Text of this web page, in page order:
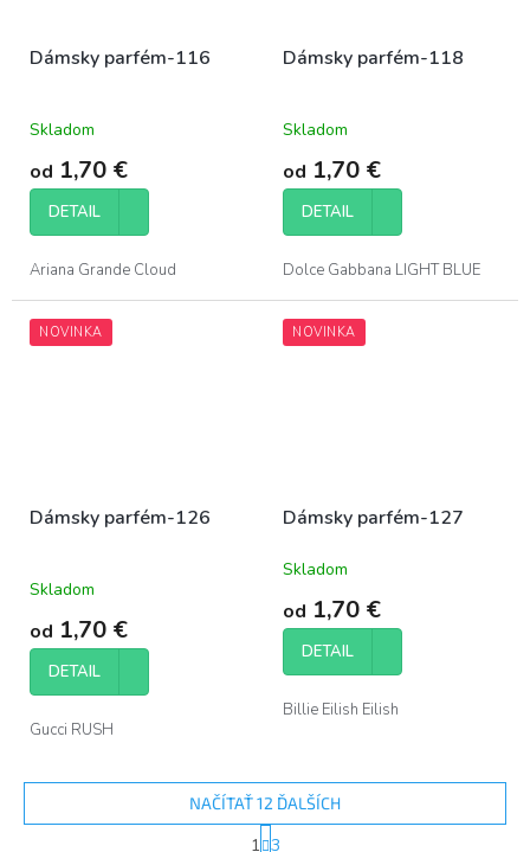
Dámsky parfém-116
Skladom
od 1,70 €
DETAIL
Ariana Grande Cloud
Dámsky parfém-118
Skladom
od 1,70 €
DETAIL
Dolce Gabbana LIGHT BLUE
NOVINKA
Dámsky parfém-126
Skladom
od 1,70 €
DETAIL
Gucci RUSH
NOVINKA
Dámsky parfém-127
Priemerné
produktu
5,0
5
Skladom
od 1,70 €
DETAIL
Billie Eilish Eilish
NAČÍTAŤ 12 ĎALŠÍCH
S
1 3